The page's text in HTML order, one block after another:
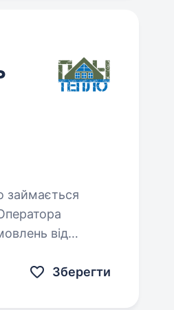
Зберегти